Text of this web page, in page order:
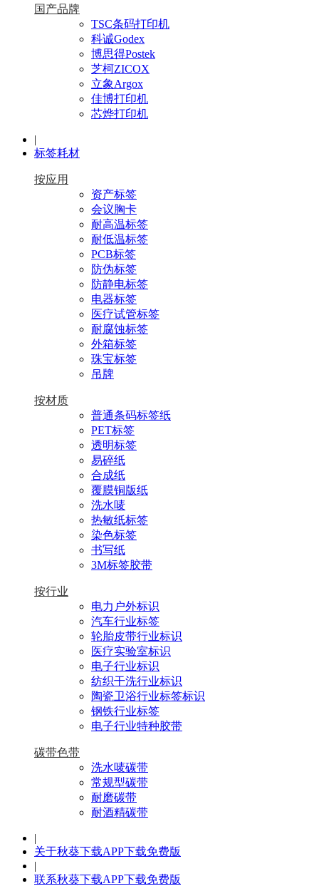
国产品牌
TSC条码打印机
科诚Godex
博思得Postek
芝柯ZICOX
立象Argox
佳博打印机
芯烨打印机
|
标签耗材
按应用
资产标签
会议胸卡
耐高温标签
耐低温标签
PCB标签
防伪标签
防静电标签
电器标签
医疗试管标签
耐腐蚀标签
外箱标签
珠宝标签
吊牌
按材质
普通条码标签纸
PET标签
透明标签
易碎纸
合成纸
覆膜铜版纸
洗水唛
热敏纸标签
染色标签
书写纸
3M标签胶带
按行业
电力户外标识
汽车行业标签
轮胎皮带行业标识
医疗实验室标识
电子行业标识
纺织干洗行业标识
陶瓷卫浴行业标签标识
钢铁行业标签
电子行业特种胶带
碳带色带
洗水唛碳带
常规型碳带
耐磨碳带
耐酒精碳带
|
关于秋葵下载APP下载免费版
|
联系秋葵下载APP下载免费版